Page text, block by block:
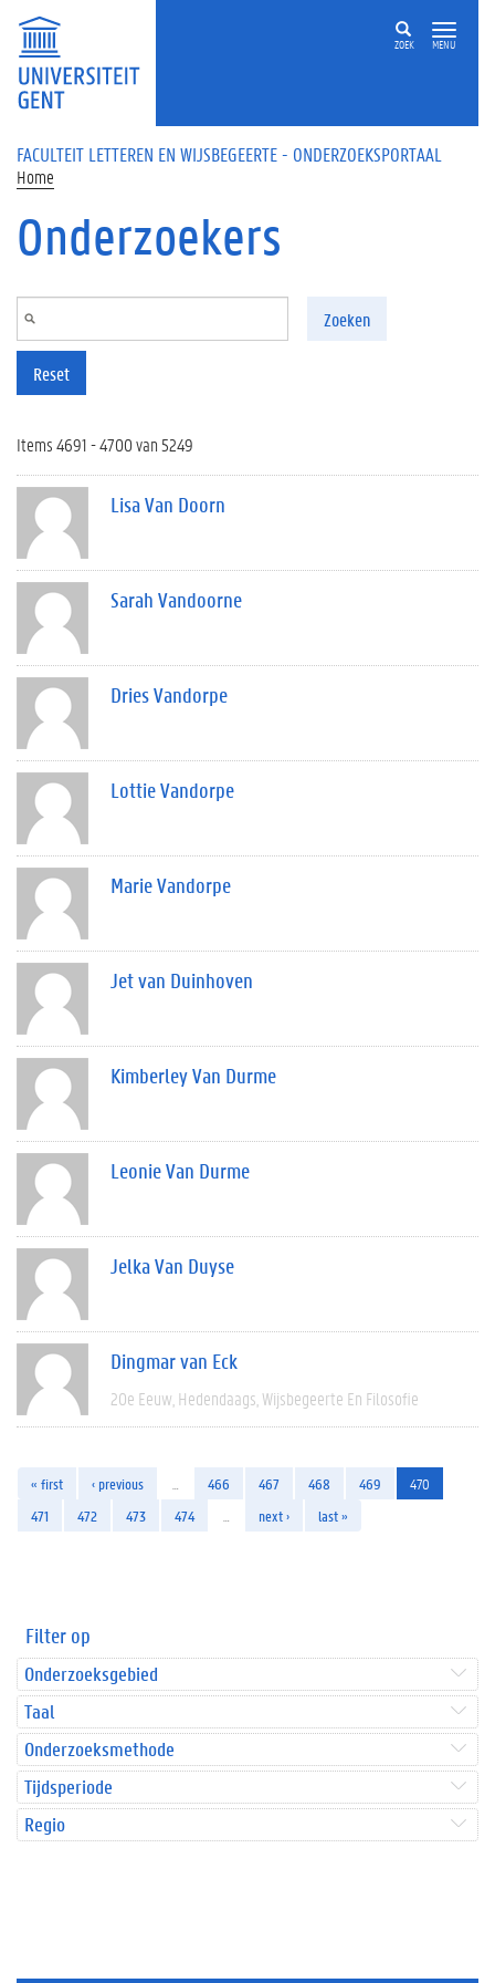
Overslaan en naar de inhoud gaan
ZOEK MENU
FACULTEIT LETTEREN EN WIJSBEGEERTE - ONDERZOEKSPORTAAL
Home
Onderzoekers
Zoeken
Reset
Items 4691 - 4700 van 5249
Lisa Van Doorn
Sarah Vandoorne
Dries Vandorpe
Lottie Vandorpe
Marie Vandorpe
Jet van Duinhoven
Kimberley Van Durme
Leonie Van Durme
Jelka Van Duyse
Dingmar van Eck
20e Eeuw Hedendaags Wijsbegeerte En Filosofie
« first ‹ previous 466 467 468 469
470
471
472 473 474 next › last »
Filter op
Onderzoeksgebied
Taal
Onderzoeksmethode
Tijdsperiode
Regio